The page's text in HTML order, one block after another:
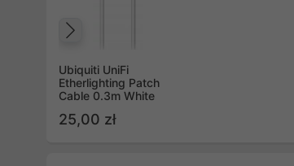
Ubiquiti UniFi
Etherlighting Patch
Cable 0.3m White
25,00 zł
Poprzedni